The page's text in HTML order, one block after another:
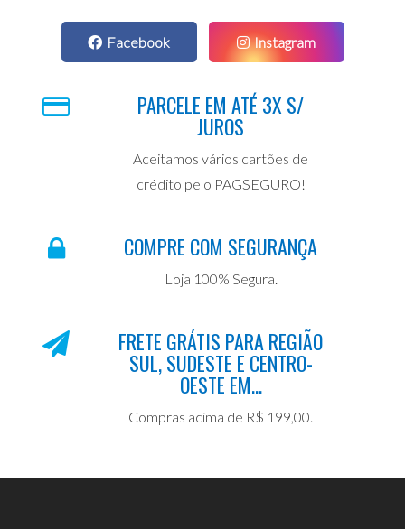
Facebook Instagram
PARCELE EM ATÉ 3X S/
JUROS
Aceitamos vários cartões de
crédito pelo PAGSEGURO!
COMPRE COM SEGURANÇA
Loja 100% Segura.
FRETE GRÁTIS PARA REGIÃO
SUL, SUDESTE E CENTRO-
OESTE EM...
Compras acima de R$ 199,00.